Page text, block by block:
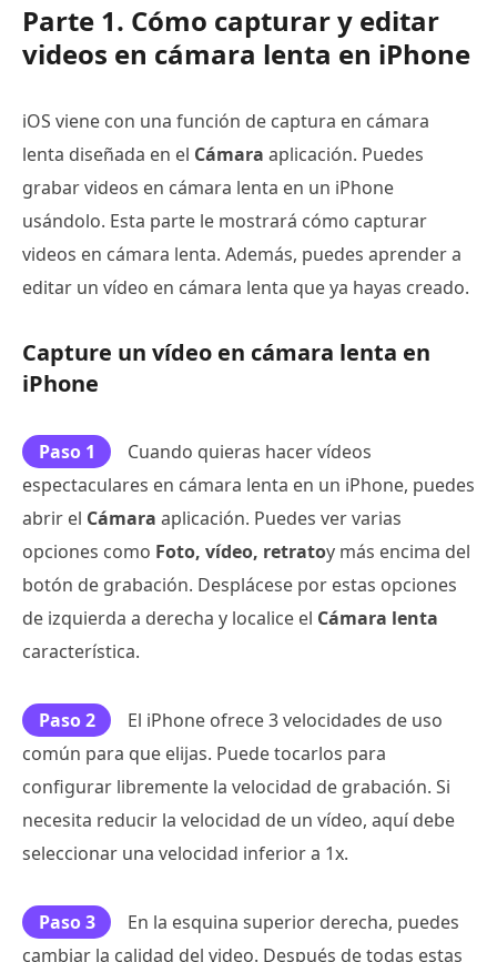
Parte 1. Cómo capturar y editar
videos en cámara lenta en iPhone
iOS viene con una función de captura en cámara
lenta diseñada en el Cámara aplicación. Puedes
grabar videos en cámara lenta en un iPhone
usándolo. Esta parte le mostrará cómo capturar
videos en cámara lenta. Además, puedes aprender a
editar un vídeo en cámara lenta que ya hayas creado.
Capture un vídeo en cámara lenta en
iPhone
Paso 1
Cuando quieras hacer vídeos
espectaculares en cámara lenta en un iPhone, puedes
abrir el Cámara aplicación. Puedes ver varias
opciones como Foto, vídeo, retratoy más encima del
botón de grabación. Desplácese por estas opciones
de izquierda a derecha y localice el Cámara lenta
característica.
Paso 2
El iPhone ofrece 3 velocidades de uso
común para que elijas. Puede tocarlos para
configurar libremente la velocidad de grabación. Si
necesita reducir la velocidad de un vídeo, aquí debe
seleccionar una velocidad inferior a 1x.
Paso 3
En la esquina superior derecha, puedes
cambiar la calidad del video. Después de todas estas